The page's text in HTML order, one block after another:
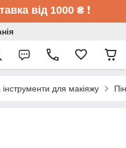
від 1000 ₴ ❗
для макіяжу